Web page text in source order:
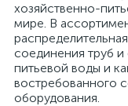
хозяйственно-
мире. В
соединения труб
питьевой воды и
востребованного
оборудования.